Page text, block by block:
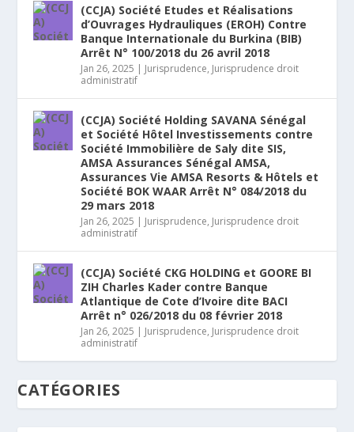
(CCJA) Société Etudes et Réalisations
d’Ouvrages Hydrauliques (EROH) Contre
Banque Internationale du Burkina (BIB)
Arrêt N° 100/2018 du 26 avril 2018
Jan 26, 2025 | Jurisprudence, Jurisprudence droit
administratif
(CCJA) Société Holding SAVANA Sénégal
et Société Hôtel Investissements contre
Société Immobilière de Saly dite SIS,
AMSA Assurances Sénégal AMSA,
Assurances Vie AMSA Resorts & Hôtels et
Société BOK WAAR Arrêt N° 084/2018 du
29 mars 2018
Jan 26, 2025 | Jurisprudence, Jurisprudence droit
administratif
(CCJA) Société CKG HOLDING et GOORE BI
ZIH Charles Kader contre Banque
Atlantique de Cote d’Ivoire dite BACI
Arrêt n° 026/2018 du 08 février 2018
Jan 26, 2025 | Jurisprudence, Jurisprudence droit
administratif
CATÉGORIES